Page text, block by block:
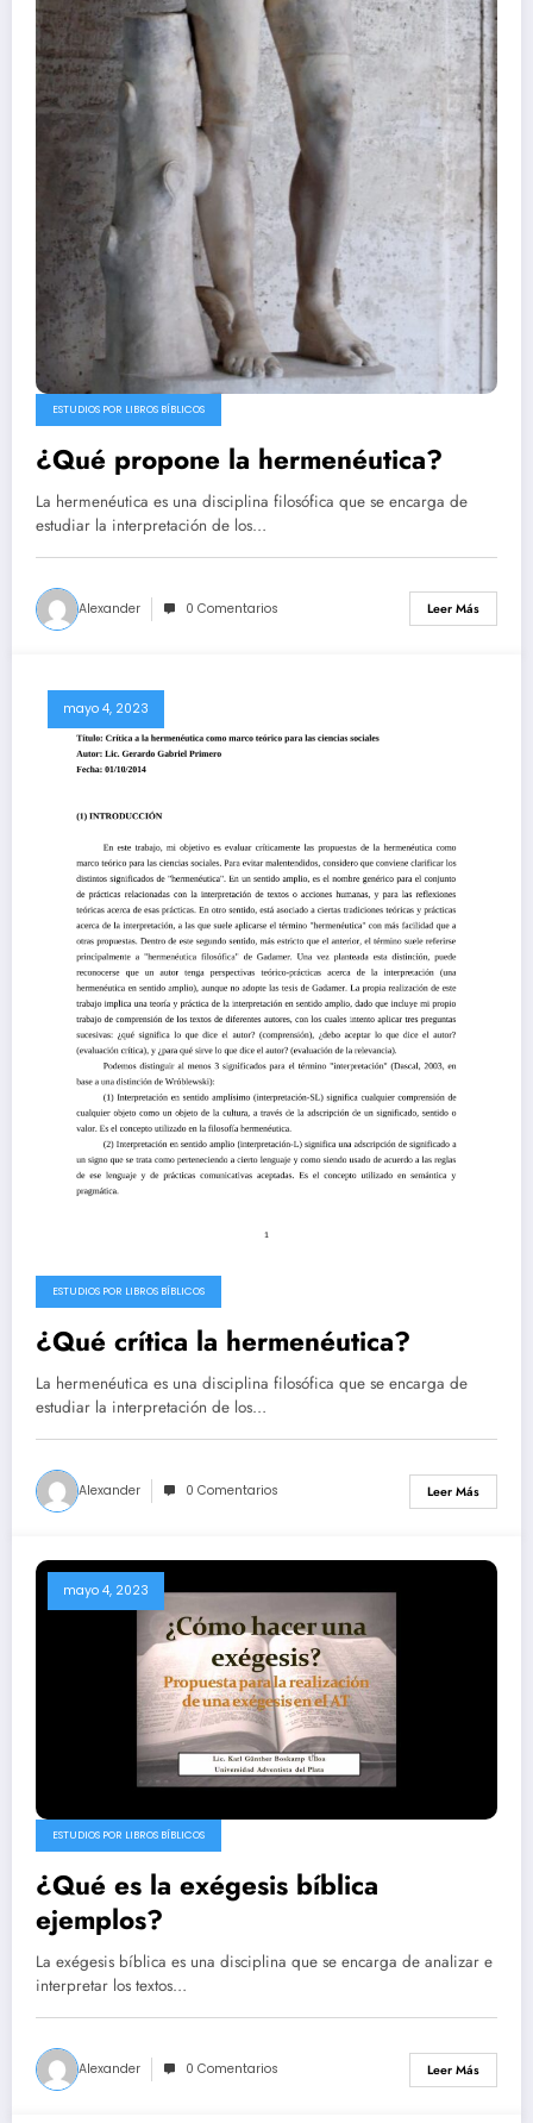
ESTUDIOS POR LIBROS BÍBLICOS
¿Qué propone la hermenéutica?
La hermenéutica es una disciplina filosófica que se encarga de
estudiar la interpretación de los…
Alexander 0 Comentarios Leer Más
mayo 4, 2023
ESTUDIOS POR LIBROS BÍBLICOS
¿Qué crítica la hermenéutica?
La hermenéutica es una disciplina filosófica que se encarga de
estudiar la interpretación de los…
Alexander 0 Comentarios Leer Más
mayo 4, 2023
ESTUDIOS POR LIBROS BÍBLICOS
¿Qué es la exégesis bíblica
ejemplos?
La exégesis bíblica es una disciplina que se encarga de analizar e
interpretar los textos…
Alexander 0 Comentarios Leer Más